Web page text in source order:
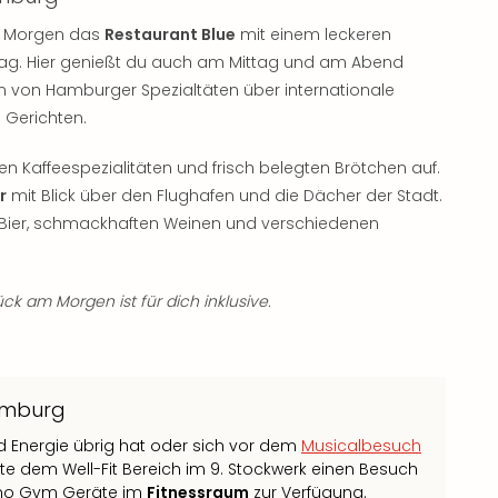
das Restaurant Blue mit einem leckeren
Hier genießt du auch am Mittag und am Abend
Hamburger Spezialtäten über internationale
Kaffeespezialitäten und frisch belegten Brötchen auf.
mit Blick über den Flughafen und die Dächer der Stadt.
schmackhaften Weinen und verschiedenen
am Morgen ist für dich inklusive.
übrig hat oder sich vor dem Musicalbesuch
Well-Fit Bereich im 9. Stockwerk einen Besuch
Gym Geräte im Fitnessraum zur Verfügung.